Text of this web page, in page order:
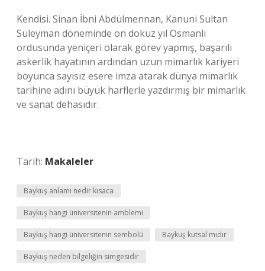
Kendisi. Sinan İbni Abdülmennan, Kanuni Sultan
Süleyman döneminde on dokuz yıl Osmanlı
ordusunda yeniçeri olarak görev yapmış, başarılı
askerlik hayatının ardından uzun mimarlık kariyeri
boyunca sayısız esere imza atarak dünya mimarlık
tarihine adını büyük harflerle yazdırmış bir mimarlık
ve sanat dehasıdır.
Tarih: Makaleler
Baykuş anlamı nedir kısaca
Baykuş hangi üniversitenin amblemi
Baykuş hangi üniversitenin sembolü Baykuş kutsal mıdır
Baykuş neden bilgeliğin simgesidir